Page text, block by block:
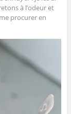
à l’odeur et
procurer en